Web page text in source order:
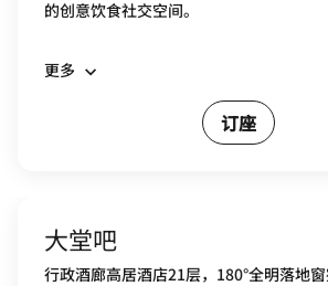
的创意饮食社交空间。
更多
订座
大堂吧
行政酒廊高居酒店21层，180°全明落地窗